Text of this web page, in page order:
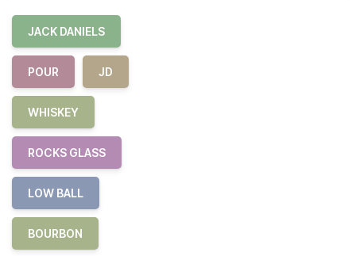
JACK DANIELS
POUR JD
WHISKEY
ROCKS GLASS
LOW BALL
BOURBON